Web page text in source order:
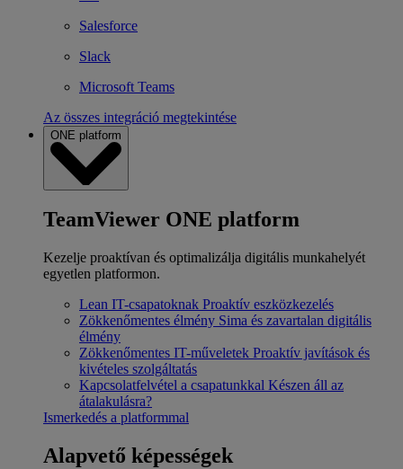
Salesforce
Slack
Microsoft Teams
Az összes integráció megtekintése
ONE platform
TeamViewer ONE platform
Kezelje proaktívan és optimalizálja digitális munkahelyét
egyetlen platformon.
Lean IT-csapatoknak Proaktív eszközkezelés
Zökkenőmentes élmény Sima és zavartalan digitális
élmény
Zökkenőmentes IT-műveletek Proaktív javítások és
kivételes szolgáltatás
Kapcsolatfelvétel a csapatunkkal Készen áll az
átalakulásra?
Ismerkedés a platformmal
Alapvető képességek